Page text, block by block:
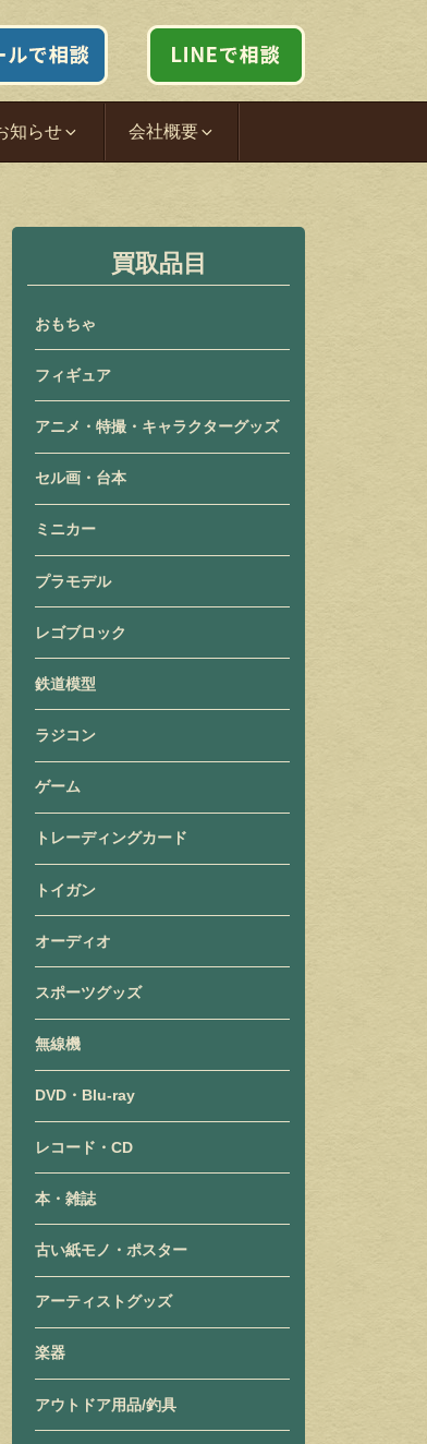
知らせ 会社概要
買取品目
おもちゃ
フィギュア
アニメ・特撮・キャラクターグッズ
セル画・台本
ミニカー
プラモデル
レゴブロック
鉄道模型
ラジコン
ゲーム
トレーディングカード
トイガン
オーディオ
スポーツグッズ
無線機
DVD・Blu-ray
レコード・CD
本・雑誌
古い紙モノ・ポスター
アーティストグッズ
楽器
アウトドア用品/釣具